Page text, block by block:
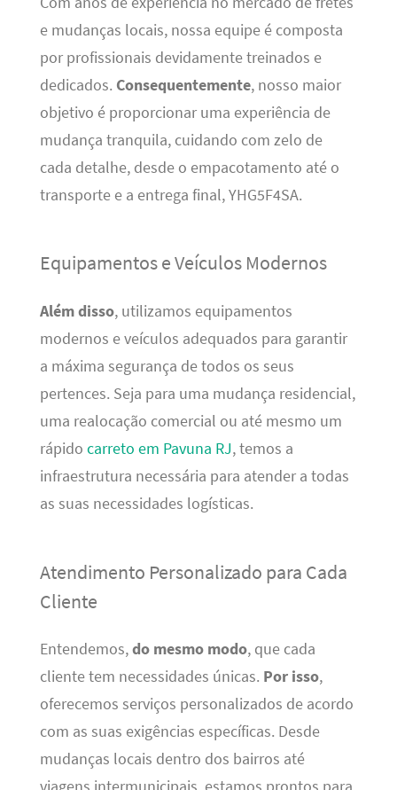
e mudanças locais, nossa equipe é composta
por profissionais devidamente treinados e
dedicados. Consequentemente, nosso maior
objetivo é proporcionar uma experiência de
mudança tranquila, cuidando com zelo de
cada detalhe, desde o empacotamento até o
transporte e a entrega final, YHG5F4SA.
Equipamentos e Veículos Modernos
Além disso, utilizamos equipamentos
modernos e veículos adequados para garantir
a máxima segurança de todos os seus
pertences. Seja para uma mudança residencial,
uma realocação comercial ou até mesmo um
rápido carreto em Pavuna RJ, temos a
infraestrutura necessária para atender a todas
as suas necessidades logísticas.
Atendimento Personalizado para Cada
Cliente
Entendemos,do mesmo modo, que cada
cliente tem necessidades únicas. Por isso,
oferecemos serviços personalizados de acordo
com as suas exigências específicas. Desde
mudanças locais dentro dos bairros até